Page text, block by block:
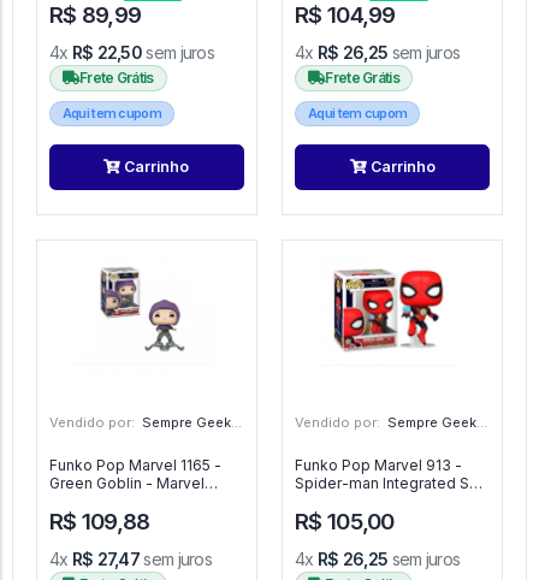
R$ 89,99
4x R$ 22,50sem juros
Frete Grátis
Aqui tem cupom
Carrinho
R$ 104,99
4x R$ 26,25 sem juros
Frete Grátis
Aqui tem cupom
Carrinho
Vendido por: Sempre Geek - SP
Funko Pop Marvel 1165 -
Green Goblin - Marvel
R$ 109,88
4x R$ 27,47sem juros
Vendido por: Sempre Geek - SP
Funko Pop Marvel 913 -
Spider-man Integrated Suit
#913
R$ 105,00
4x R$ 26,25 sem juros